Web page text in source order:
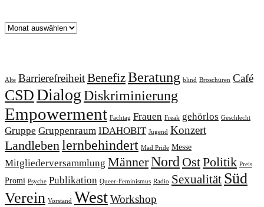
Archiv
Alte BarrierefreiheitBenefizBeratung blind Broschüren Café
CSDDialogDiskriminierung
Empowerment Fachtag Frauen Freak gehörlos Geschlecht
Gruppe Gruppenraum IDAHOBIT Jugend Konzert
Landleben lernbehindert Mad Pride Messe
Mitgliederversammlung MännerNord OstPolitik Preis
Promi Psyche Publikation Queer-Feminismus Radio Sexualität Süd
Verein Vorstand WestWorkshop